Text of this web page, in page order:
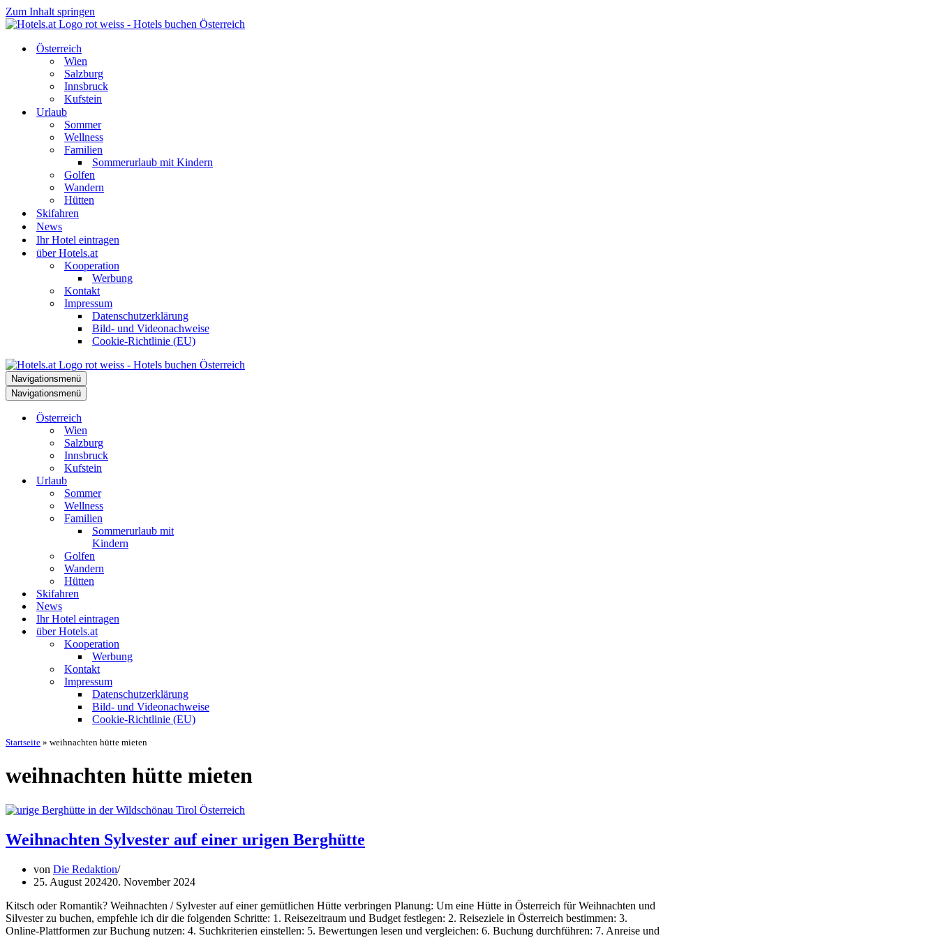
Zum Inhalt springen
Österreich
Wien
Salzburg
Innsbruck
Kufstein
Urlaub
Sommer
Wellness
Familien
Sommerurlaub mit Kindern
Golfen
Wandern
Hütten
Skifahren
News
Ihr Hotel eintragen
über Hotels.at
Kooperation
Werbung
Kontakt
Impressum
Datenschutzerklärung
Bild- und Videonachweise
Cookie-Richtlinie (EU)
Navigationsmenü
Navigationsmenü
Österreich
Wien
Salzburg
Innsbruck
Kufstein
Urlaub
Sommer
Wellness
Familien
Sommerurlaub mit
Kindern
Golfen
Wandern
Hütten
Skifahren
News
Ihr Hotel eintragen
über Hotels.at
Kooperation
Werbung
Kontakt
Impressum
Datenschutzerklärung
Bild- und Videonachweise
Cookie-Richtlinie (EU)
Startseite » weihnachten hütte mieten
weihnachten hütte mieten
Weihnachten Sylvester auf einer urigen Berghütte
von Die Redaktion
25. August 202420. November 2024
Kitsch oder Romantik? Weihnachten / Sylvester auf einer gemütlichen Hütte verbringen Planung: Um eine Hütte in Österreich für Weihnachten und
Silvester zu buchen, empfehle ich dir die folgenden Schritte: 1. Reisezeitraum und Budget festlegen: 2. Reiseziele in Österreich bestimmen: 3.
Online-Plattformen zur Buchung nutzen: 4. Suchkriterien einstellen: 5. Bewertungen lesen und vergleichen: 6. Buchung durchführen: 7. Anreise und